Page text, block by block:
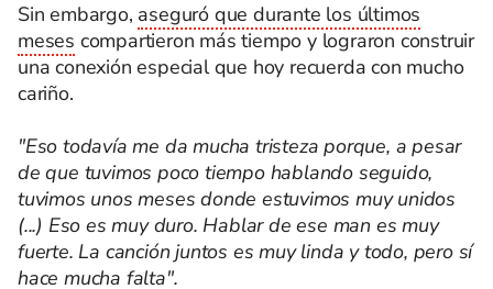
Sin embargo, aseguró que durante los últimos
meses compartieron más tiempo y lograron construir
una conexión especial que hoy recuerda con mucho
cariño.
"Eso todavía me da mucha tristeza porque, a pesar
de que tuvimos poco tiempo hablando seguido,
tuvimos unos meses donde estuvimos muy unidos
(...) Eso es muy duro. Hablar de ese man es muy
fuerte. La canción juntos es muy linda y todo, pero sí
hace mucha falta".